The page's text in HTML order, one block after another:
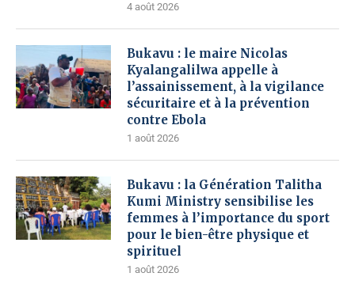
4 août 2026
Bukavu : le maire Nicolas
Kyalangalilwa appelle à
l’assainissement, à la vigilance
sécuritaire et à la prévention
contre Ebola
1 août 2026
Bukavu : la Génération Talitha
Kumi Ministry sensibilise les
femmes à l’importance du sport
pour le bien-être physique et
spirituel
1 août 2026